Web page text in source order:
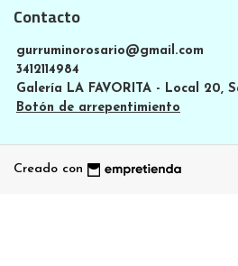
Contacto
gurruminorosario@gmail.com
3412114984
Galería LA FAVORITA - Local 20,
Botón de arrepentimiento
Creado con